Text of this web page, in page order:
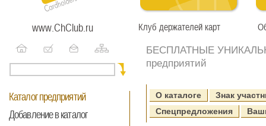
www.ChClub.ru Клуб держателей карт
Каталог предприятий
Добавление в каталог
БЕСПЛАТНЫЕ
предприятий
О каталоге
Знак
Спецпредложения